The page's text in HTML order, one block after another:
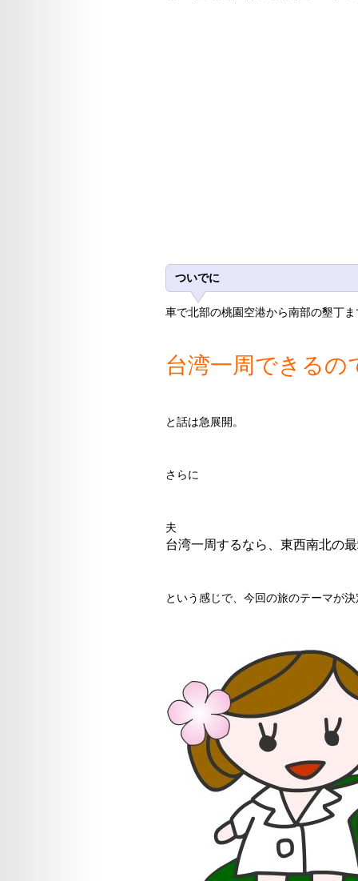
ついでに
車で北部の桃園空港から南部の墾丁
台湾一周できるの
と話は急展開。
さらに
夫
台湾一周するなら、東西南北の
という感じで、今回の旅のテーマが